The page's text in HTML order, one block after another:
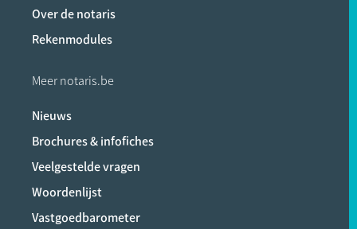
Over de notaris
Rekenmodules
Meer notaris.be
Nieuws
Brochures & infofiches
Veelgestelde vragen
Woordenlijst
Vastgoedbarometer